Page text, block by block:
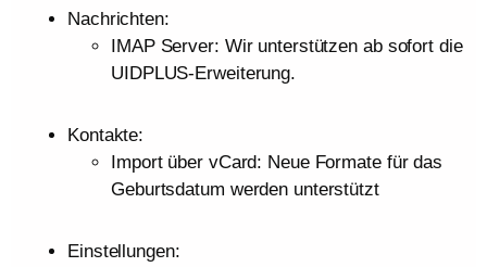
Nachrichten:
IMAP Server: Wir unterstützen ab sofort die
UIDPLUS-Erweiterung.
Kontakte:
Import über vCard: Neue Formate für das
Geburtsdatum werden unterstützt
Einstellungen: